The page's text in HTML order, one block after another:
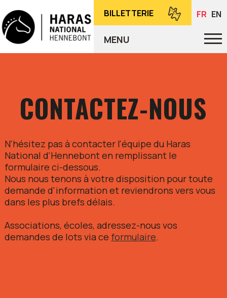
MENU
FR EN
BILLETTERIE
CONTACTEZ-NOUS
N'hésitez pas à contacter l'équipe du Haras
National d'Hennebont en remplissant le
formulaire ci-dessous.
Nous nous tenons à votre disposition pour toute
demande d'information et reviendrons vers vous
dans les plus brefs délais.
Associations, écoles, adressez-nous vos
demandes de lots via ce formulaire.